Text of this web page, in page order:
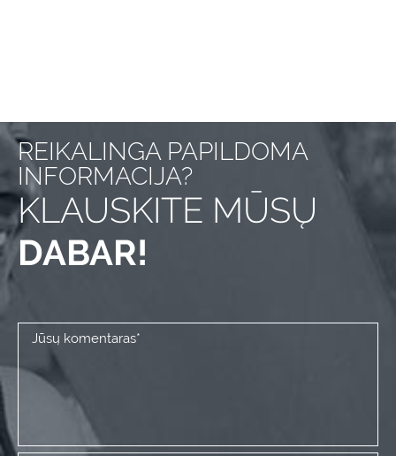
REIKALINGA PAPILDOMA
INFORMACIJA?
KLAUSKITE MŪSŲ
DABAR!